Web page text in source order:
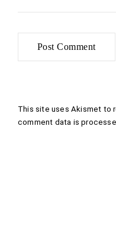
This site uses Akismet to
comment data is